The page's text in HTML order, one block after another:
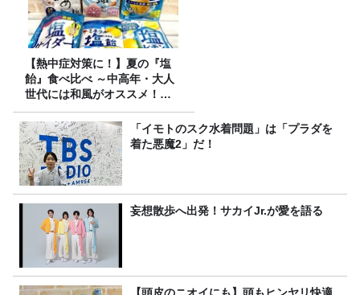
【熱中症対策に！】夏の『塩
飴』食べ比べ ～中高年・大人
世代には和風がオススメ！
味・食感・機能性いろいろ！
～
「イモトのスク水着問題」は「プラダを
着た悪魔2」だ！
妄想散歩へ出発！サカイJr.が愛を語る
【頭皮のニオイにも】頭もヒンヤリ快適